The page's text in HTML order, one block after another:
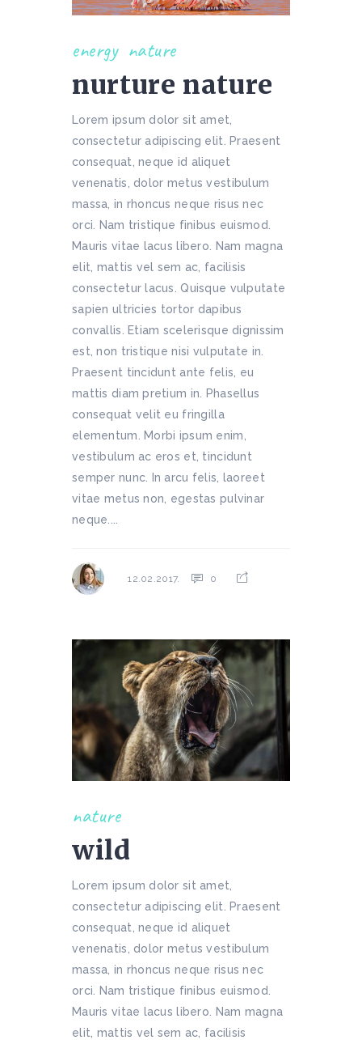
energy nature
nurture nature
Lorem ipsum dolor sit amet,
consectetur adipiscing elit. Praesent
consequat, neque id aliquet
venenatis, dolor metus vestibulum
massa, in rhoncus neque risus nec
orci. Nam tristique finibus euismod.
Mauris vitae lacus libero. Nam magna
elit, mattis vel sem ac, facilisis
consectetur lacus. Quisque vulputate
sapien ultricies tortor dapibus
convallis. Etiam scelerisque dignissim
est, non tristique nisi vulputate in.
Praesent tincidunt ante felis, eu
mattis diam pretium in. Phasellus
consequat velit eu fringilla
elementum. Morbi ipsum enim,
vestibulum ac eros et, tincidunt
semper nunc. In arcu felis, laoreet
vitae metus non, egestas pulvinar
neque....
12.02.2017. 0
nature
wild
Lorem ipsum dolor sit amet,
consectetur adipiscing elit. Praesent
consequat, neque id aliquet
venenatis, dolor metus vestibulum
massa, in rhoncus neque risus nec
orci. Nam tristique finibus euismod.
Mauris vitae lacus libero. Nam magna
elit, mattis vel sem ac, facilisis